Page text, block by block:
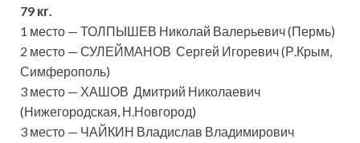
79 кг.
1 место — ТОЛПЫШЕВ Николай Валерьевич (Пермь)
2 место — СУЛЕЙМАНОВ Сергей Игоревич (Р.Крым,
Симферополь)
3 место — ХАШОВ Дмитрий Николаевич
(Нижегородская, Н.Новгород)
3 место — ЧАЙКИН Владислав Владимирович